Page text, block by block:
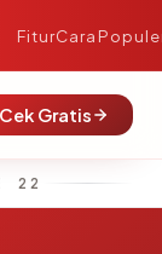
FiturCara
Cek Gratis
22